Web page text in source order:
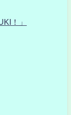
！」